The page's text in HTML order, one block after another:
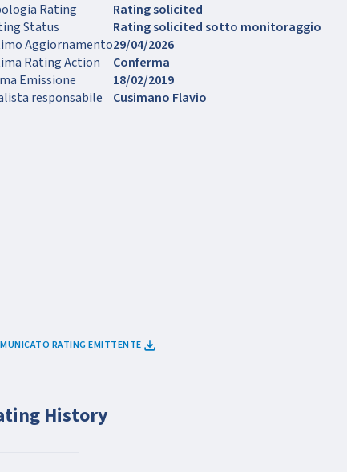
Rating
Rating solicited
Status
Rating solicited sotto monitoraggio
Aggiornamento29/04/2026
Rating Action
Conferma
Emissione
18/02/2019
responsabile
Cusimano Flavio
RATING EMITTENTE
History